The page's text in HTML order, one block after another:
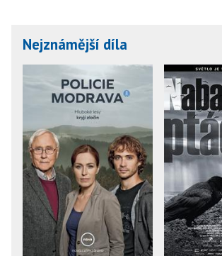
Nejznámější díla